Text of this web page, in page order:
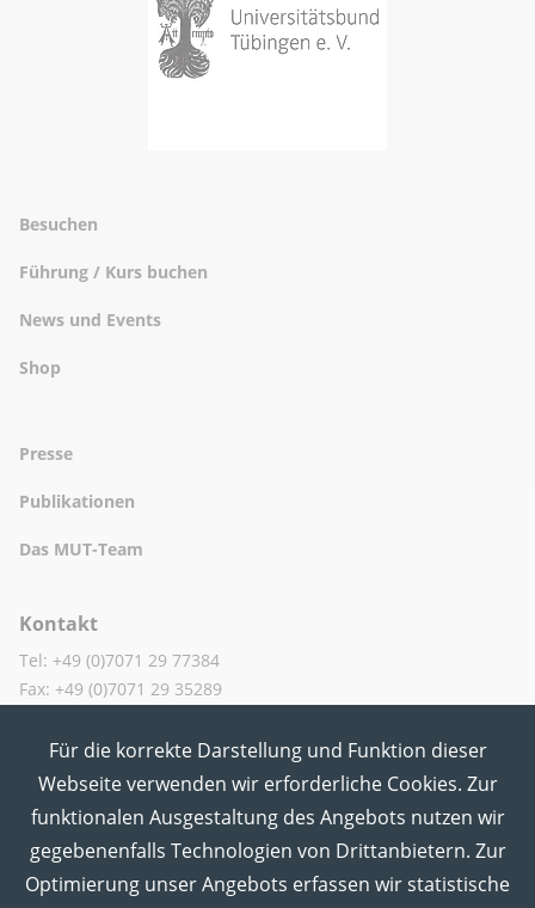
Besuchen
Führung / Kurs buchen
News und Events
Shop
Presse
Publikationen
Das MUT-Team
Kontakt
Tel: +49 (0)7071 29 77384
Fax: +49 (0)7071 29 35289
MUT in den Sozialen Medien
Für die korrekte Darstellung und Funktion dieser
Webseite verwenden wir erforderliche Cookies. Zur
funktionalen Ausgestaltung des Angebots nutzen wir
gegebenenfalls Technologien von Drittanbietern. Zur
Optimierung unser Angebots erfassen wir statistische